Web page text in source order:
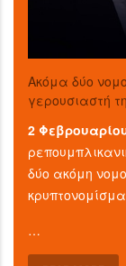
Ακόμα δύο
γερουσιαστή
2
δύο ακόμη
…